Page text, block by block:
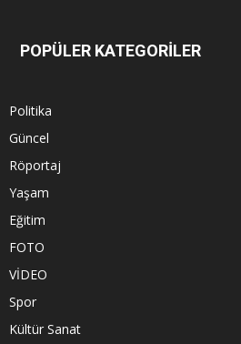
POPÜLER KATEGORİLER
Politika
Güncel
Röportaj
Yaşam
Eğitim
FOTO
VİDEO
Spor
Kültür Sanat